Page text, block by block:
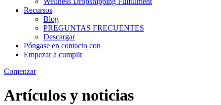
Recursos
Blog
PREGUNTAS FRECUENTES
Descargar
Póngase en contacto con
Empezar a cumplir
Comenzar
Artículos y noticias